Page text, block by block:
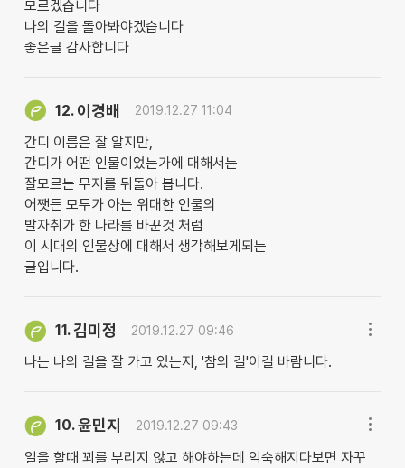
모르겠습니다
나의 길을 돌아봐야겠습니다
좋은글 감사합니다
12. 이경배 2019.12.27 11:04
간디 이름은 잘 알지만,
간디가 어떤 인물이었는가에 대해서는
잘모르는 무지를 뒤돌아 봅니다.
어쨋든 모두가 아는 위대한 인물의
발자취가 한 나라를 바꾼것 처럼
이 시대의 인물상에 대해서 생각해보게되는
글입니다.
11.김미정 2019.12.27 09:46
나는 나의 길을 잘 가고 있는지, '참의 길'이길 바람니다.
10.윤민지 2019.12.27 09:43
일을 할때 꾀를 부리지 않고 해야하는데 익숙해지다보면 자꾸